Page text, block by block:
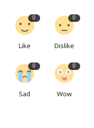
0
Like
0
Dislike
0
Sad
0
Wow